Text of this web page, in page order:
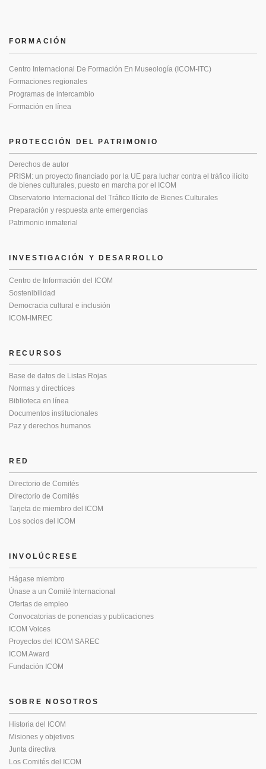
PROTECCIÓN DEL PATRIMONIO
Derechos de autor
PRISM: un proyecto financiado por la UE para luchar contra el tráfico ilícito
de bienes culturales, puesto en marcha por el ICOM
Observatorio Internacional del Tráfico Ilícito de Bienes Culturales
Preparación y respuesta ante emergencias
Patrimonio inmaterial
FORMACIÓN
Centro Internacional De Formación En Museología (ICOM-ITC)
Formaciones regionales
Programas de intercambio
Formación en línea
INVESTIGACIÓN Y DESARROLLO
Centro de Información del ICOM
Sostenibilidad
Democracia cultural e inclusión
ICOM-IMREC
RECURSOS
Base de datos de Listas Rojas
Normas y directrices
Biblioteca en línea
Documentos institucionales
Paz y derechos humanos
RED
Directorio de Comités
Directorio de Comités
Tarjeta de miembro del ICOM
Los socios del ICOM
INVOLÚCRESE
Hágase miembro
Únase a un Comité Internacional
Ofertas de empleo
Convocatorias de ponencias y publicaciones
ICOM Voices
Proyectos del ICOM SAREC
ICOM Award
Fundación ICOM
SOBRE NOSOTROS
Historia del ICOM
Misiones y objetivos
Junta directiva
Los Comités del ICOM